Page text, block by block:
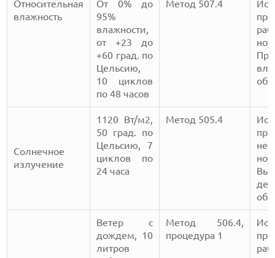
Относительная
влажность
От 0% до
95%
влажности,
от +23 до
+60 град. по
Цельсию,
10 циклов
по 48 часов
Метод 507.4
Солнечное
излучение
1120 Вт/м2,
50 град. по
Цельсию, 7
циклов по
24 часа
Метод 505.4
Ветер с
дождем, 10
литров
Метод 506.4,
процедура 1